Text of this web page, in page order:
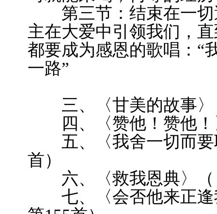
第三节：结束在一切
主在大爱中引领我们，
都要成为感恩的歌唱：“
一路”
三、〈甘美的故事〉
四、〈赞他！赞他！
五、〈我舍一切而要
首）
六、〈救我恩典〉（
七、〈会否他来正逢